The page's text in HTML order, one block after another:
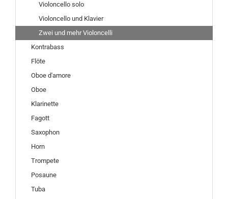
Violoncello solo
Violoncello und Klavier
Zwei und mehr Violoncelli
Kontrabass
Flöte
Oboe d'amore
Oboe
Klarinette
Fagott
Saxophon
Horn
Trompete
Posaune
Tuba